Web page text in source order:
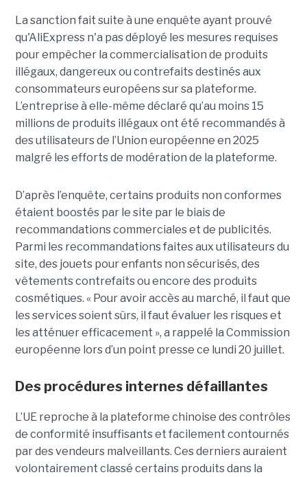
La sanction fait suite à une enquête ayant prouvé
qu'AliExpress n'a pas déployé les mesures requises
pour empêcher la commercialisation de produits
illégaux, dangereux ou contrefaits destinés aux
consommateurs européens sur sa plateforme.
L’entreprise à elle-même déclaré qu’au moins 15
millions de produits illégaux ont été recommandés à
des utilisateurs de l’Union européenne en 2025
malgré les efforts de modération de la plateforme.
D’après l’enquête, certains produits non conformes
étaient boostés par le site par le biais de
recommandations commerciales et de publicités.
Parmi les recommandations faites aux utilisateurs du
site, des jouets pour enfants non sécurisés, des
vêtements contrefaits ou encore des produits
cosmétiques. « Pour avoir accès au marché, il faut que
les services soient sûrs, il faut évaluer les risques et
les atténuer efficacement », a rappelé la Commission
européenne lors d’un point presse ce lundi 20 juillet.
Des procédures internes défaillantes
L’UE reproche à la plateforme chinoise des contrôles
de conformité insuffisants et facilement contournés
par des vendeurs malveillants. Ces derniers auraient
volontairement classé certains produits dans la